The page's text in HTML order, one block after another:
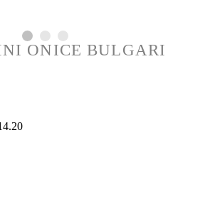
ONICE BULGARI